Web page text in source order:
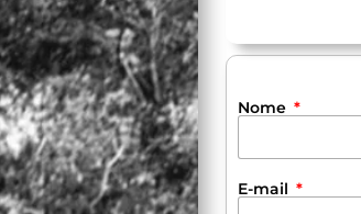
Nome
E-mail